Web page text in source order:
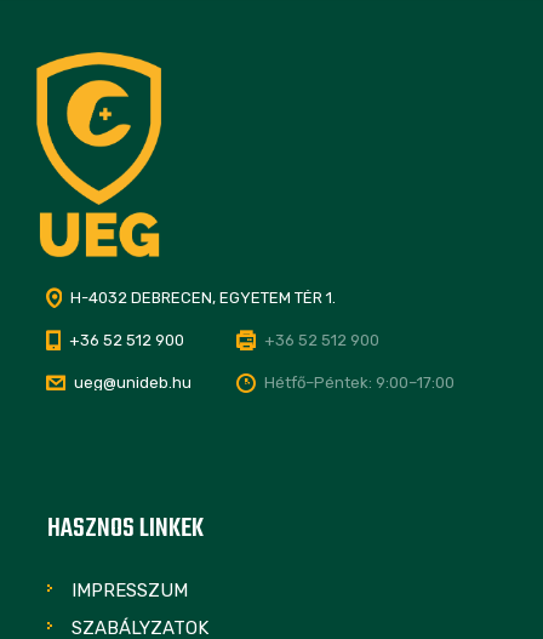
H-4032 DEBRECEN, EGYETEM TÉR 1.
+36 52 512 900 +36 52 512 900
ueg@unideb.hu Hétfő–Péntek: 9:00–17:00
HASZNOS LINKEK
IMPRESSZUM
SZABÁLYZATOK